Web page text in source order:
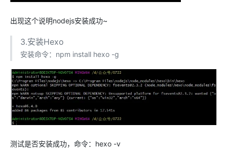
出现这个说明nodejs安装成功~
3.安装Hexo
安装命令：npm install hexo -g
测试是否安装成功，命令：hexo -v